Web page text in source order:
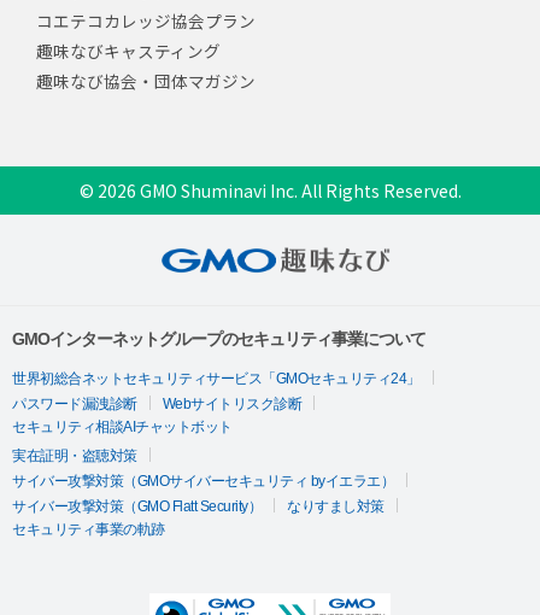
コエテコカレッジ協会プラン
趣味なびキャスティング
趣味なび協会・団体マガジン
© 2026 GMO Shuminavi Inc. All Rights Reserved.